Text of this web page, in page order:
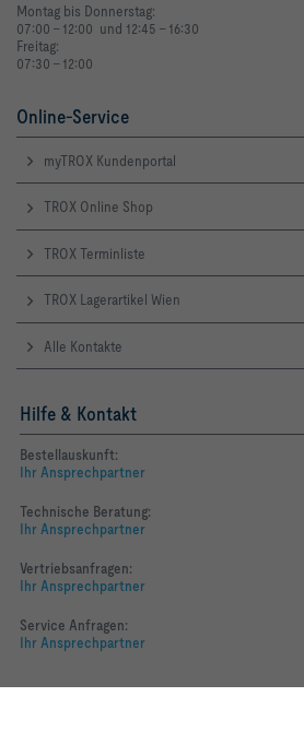
Montag bis Donnerstag:
07:00 - 12:00 und 12:45 - 16:30
Freitag:
07:30 - 12:00
Online-Service
myTROX Kundenportal
TROX Online Shop
TROX Terminliste
TROX Lagerartikel Wien
Alle Kontakte
Hilfe & Kontakt
Bestellauskunft:
Ihr Ansprechpartner
Technische Beratung:
Ihr Ansprechpartner
Vertriebsanfragen:
Ihr Ansprechpartner
Service Anfragen:
Ihr Ansprechpartner